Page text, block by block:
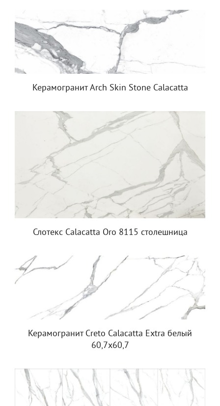
Керамогранит Arch Skin Stone Calacatta
Слотекс Calacatta Oro 8115 столешница
Керамогранит Creto Calacatta Extra белый
60,7х60,7